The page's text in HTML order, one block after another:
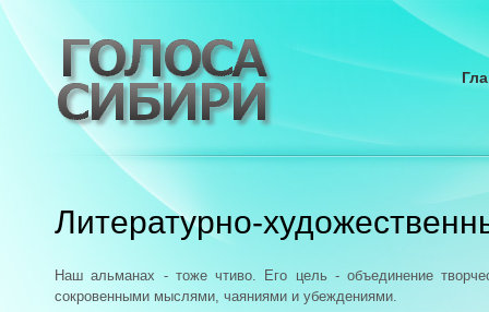
Литературно-
Наш альманах - тоже чтиво. Его цель - объединение
сокровенными мыслями, чаяниями и убеждениями.